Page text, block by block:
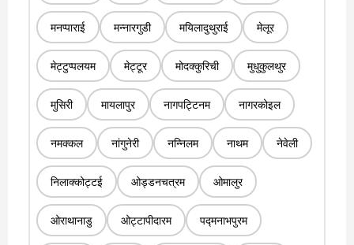
मनप्पाराई मन्नारगुडी मयिलादुथुराई मेलूर
मेट्टुप्पलयम मेट्टूर मोदक्कुरिची मुधुकुलथुर
मुसिरी मायलापुर नागपट्टिनम नागरकोइल
नमक्कल नांगुनेरी नन्निलम नाथम नेवेली
निलाक्कोट्टई ओड्डनचत्रम ओमालुर
ओराथानाडु ओट्टापीदारम पद्मनाभपुरम